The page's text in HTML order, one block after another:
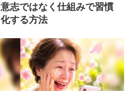
意志ではなく仕組みで習慣
化する方法